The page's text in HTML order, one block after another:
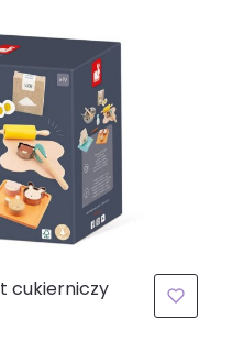
cukierniczy